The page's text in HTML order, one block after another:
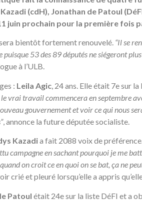
(cdH), Jonathan de Patoul
juin prochain pour la première fois
bientôt fortement renouvelé. “Il se
puisque 53 des 89 députés ne siégeront
à l’ULB.
: Leila Agic , 24 ans. Elle était 7e sur
le vrai travail commencera en septembre
gouvernement et voir ce qui nous
, annonce la future députée socialiste.
Kazadia fait 2088 voix de
campagne en sachant pourquoi je me
on croit ce en quoi on se bat, ça ne
crié et pleuré lorsqu’elle a appris
Patoul était 24e sur la liste DéFI et a